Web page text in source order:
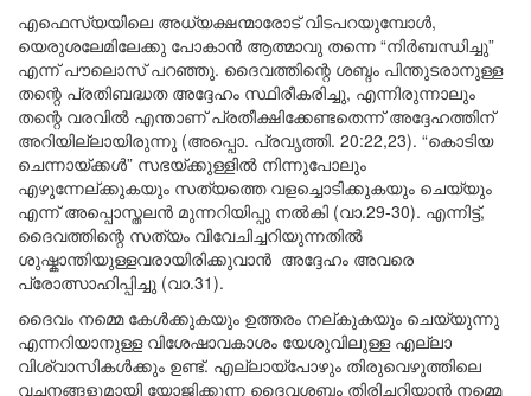
എഫെസ്യയിലെ അധ്യക്ഷന്മാരോട് വിടപറയുമ്പോൾ,
യെരുശലേമിലേക്കു പോകാൻ ആത്മാവു തന്നെ “നിർബന്ധിച്ചു”
എന്ന് പൗലൊസ് പറഞ്ഞു. ദൈവത്തിന്റെ ശബ്ദം പിന്തുടരാനുള്ള
തന്റെ പ്രതിബദ്ധത അദ്ദേഹം സ്ഥിരീകരിച്ചു, എന്നിരുന്നാലും
തന്റെ വരവിൽ എന്താണ് പ്രതീക്ഷിക്കേണ്ടതെന്ന് അദ്ദേഹത്തിന്
അറിയില്ലായിരുന്നു (അപ്പൊ. പ്രവൃത്തി. 20:22,23). “കൊടിയ
ചെന്നായ്ക്കൾ” സഭയ്ക്കുള്ളിൽ നിന്നുപോലും
എഴുന്നേല്ക്കുകയും സത്യത്തെ വളച്ചൊടിക്കുകയും ചെയ്യും
എന്ന് അപ്പൊസ്തലൻ മുന്നറിയിപ്പു നൽകി (വാ.29-30). എന്നിട്ട്,
ദൈവത്തിന്റെ സത്യം വിവേചിച്ചറിയുന്നതിൽ
ശുഷ്കാന്തിയുള്ളവരായിരിക്കുവാൻ അദ്ദേഹം അവരെ
പ്രോത്സാഹിപ്പിച്ചു (വാ.31).
ദൈവം നമ്മെ കേൾക്കുകയും ഉത്തരം നല്കുകയും ചെയ്യുന്നു
എന്നറിയാനുള്ള വിശേഷാവകാശം യേശുവിലുള്ള എല്ലാ
വിശ്വാസികൾക്കും ഉണ്ട്. എല്ലായ്പോഴും തിരുവെഴുത്തിലെ
വചനങ്ങളുമായി യോജിക്കുന്ന ദൈവശബ്ദം തിരിച്ചറിയാൻ നമ്മെ